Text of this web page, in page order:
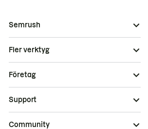
Semrush
Fler verktyg
Företag
Support
Community